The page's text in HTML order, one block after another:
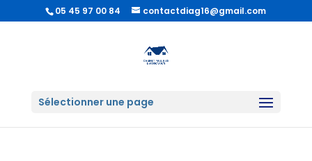
05 45 97 00 84 contactdiag16@gmail.com
Sélectionner une page